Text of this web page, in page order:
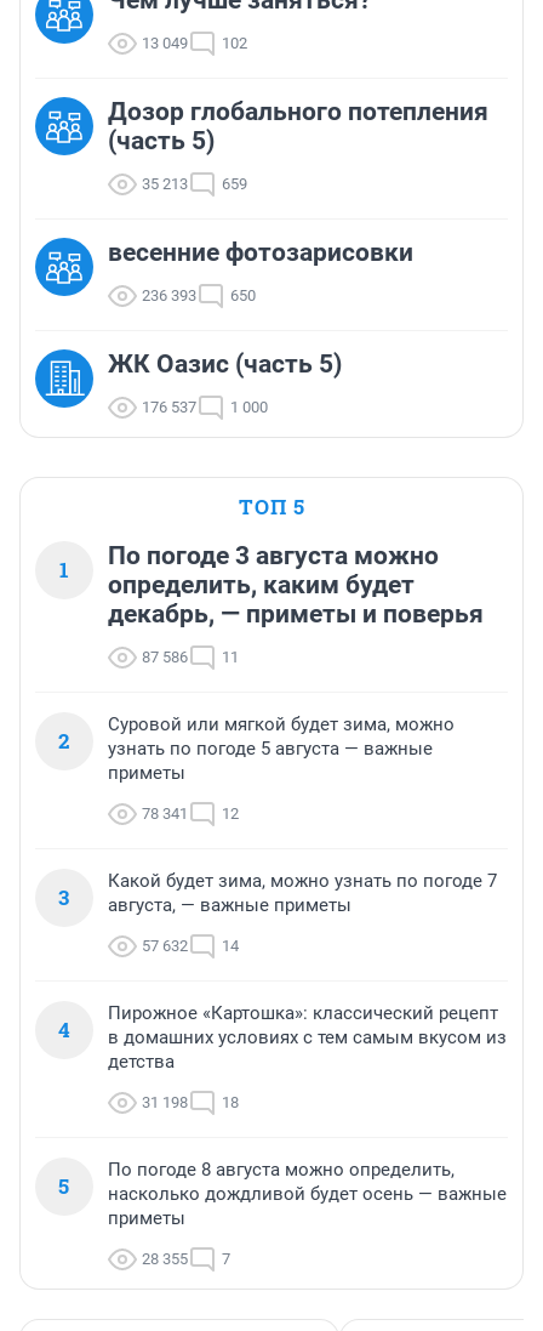
13 049 102
Дозор глобального потепления
(часть 5)
35 213 659
весенние фотозарисовки
236 393 650
ЖК Оазис (часть 5)
176 537 1 000
ТОП 5
1
По погоде 3 августа можно
определить, каким будет
декабрь, — приметы и поверья
87 586 11
2
Суровой или мягкой будет зима, можно
узнать по погоде 5 августа — важные
приметы
78 341 12
3
Какой будет зима, можно узнать по погоде 7
августа, — важные приметы
57 632 14
4
Пирожное «Картошка»: классический рецепт
в домашних условиях с тем самым вкусом из
детства
31 198 18
5
По погоде 8 августа можно определить,
насколько дождливой будет осень — важные
приметы
28 355 7